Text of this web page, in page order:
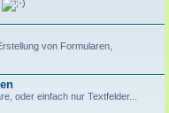
von Formularen,
oder einfach nur Textfelder...